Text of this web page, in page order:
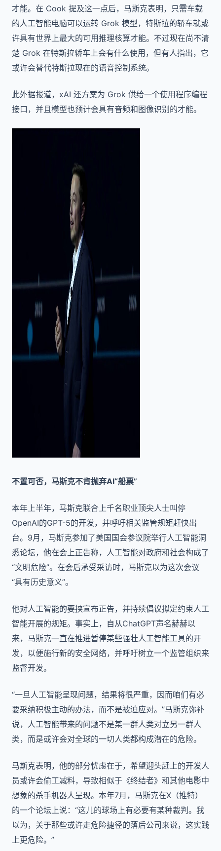
才能。在 Cook 提及这一点后，马斯克表明，只需车载
的人工智能电脑可以运转 Grok 模型，特斯拉的轿车就或
许具有世界上最大的可用推理核算才能。不过现在尚不清
楚 Grok 在特斯拉轿车上会有什么使用，但有人指出，它
或许会替代特斯拉现在的语音控制系统。
此外据报道，xAI 还方案为 Grok 供给一个使用程序编程
接口，并且模型也预计会具有音频和图像识别的才能。
不置可否，马斯克不肯抛弃AI“船票”
本年上半年，马斯克联合上千名职业顶尖人士叫停
OpenAI的GPT-5的开发，并呼吁相关监管规矩赶快出
台。9月，马斯克参加了美国国会参议院举行人工智能洞
悉论坛，他在会上正告称，人工智能对政府和社会构成了
“文明危险”。在会后承受采访时，马斯克以为这次会议
“具有历史意义”。
他对人工智能的要挟宣布正告，并持续倡议拟定约束人工
智能开展的规矩。事实上，自从ChatGPT声名赫赫以
来，马斯克一直在推进暂停某些强壮人工智能工具的开
发，以便施行新的安全网络，并呼吁树立一个监管组织来
监督开发。
“一旦人工智能呈现问题，结果将很严重，因而咱们有必
要采纳积极主动的办法，而不是被迫应对。”马斯克弥补
说，人工智能带来的问题不是某一群人类对立另一群人
类，而是或许会对全球的一切人类都构成潜在的危险。
马斯克表明，他的部分忧虑在于，希望迎头赶上的开发人
员或许会偷工减料，导致相似于《终结者》和其他电影中
想象的杀手机器人呈现。本年7月，马斯克在X（推特）
的一个论坛上说：“这儿的球场上有必要有某种裁判。我
以为，关于那些或许走危险捷径的落后公司来说，这实践
上更危险。”